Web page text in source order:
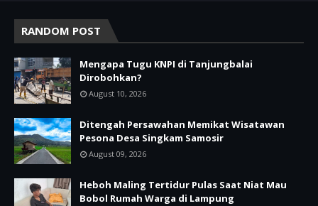
RANDOM POST
Mengapa Tugu KNPI di Tanjungbalai
Dirobohkan?
August 10, 2026
Ditengah Persawahan Memikat Wisatawan
Pesona Desa Singkam Samosir
August 09, 2026
Heboh Maling Tertidur Pulas Saat Niat Mau
Bobol Rumah Warga di Lampung